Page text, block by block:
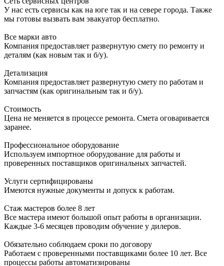
У нас есть сервисы как на юге так и на севере города. Также
мы готовы вызвать вам эвакуатор бесплатно.
Все марки авто
Компания предоставляет развернутую смету по ремонту и
деталям (как новым так и б/у).
Детализация
Компания предоставляет развернутую смету по работам и
запчастям (как оригинальным так и б/у).
Стоимость
Цена не меняется в процессе ремонта. Смета оговаривается
заранее.
Профессиональное оборудование
Используем импортное оборудование для работы и
проверенных поставщиков оригинальных запчастей.
Услуги сертифицированы
Имеются нужные документы и допуск к работам.
Стаж мастеров более 8 лет
Все мастера имеют большой опыт работы в организации.
Каждые 3-6 месяцев проводим обучение у дилеров.
Обязательно соблюдаем сроки по договору
Работаем с проверенными поставщиками более 10 лет. Все
процессы работы автоматизированы